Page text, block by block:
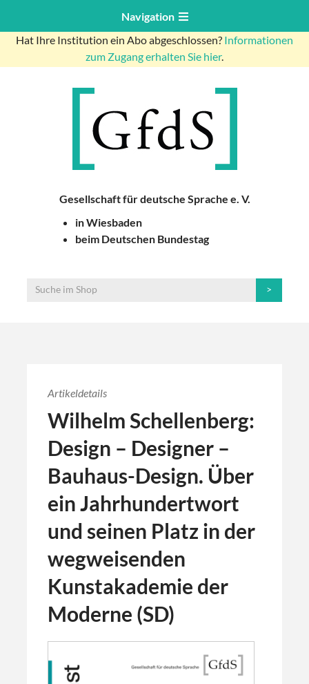
Navigation
Hat Ihre Institution ein Abo abgeschlossen? Informationen
zum Zugang erhalten Sie hier.
Gesellschaft für deutsche Sprache e. V.
in Wiesbaden
beim Deutschen Bundestag
Artikeldetails
Wilhelm Schellenberg:
Design – Designer –
Bauhaus-Design. Über
ein Jahrhundertwort
und seinen Platz in der
wegweisenden
Kunstakademie der
Moderne (SD)